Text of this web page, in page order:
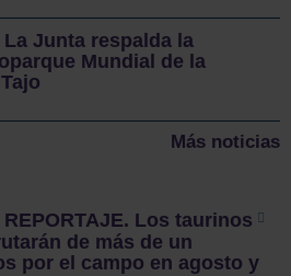
La Junta respalda la
Mundial de la
Más noticias
REPORTAJE. Los taurinos
de más de un
por el campo en agosto y